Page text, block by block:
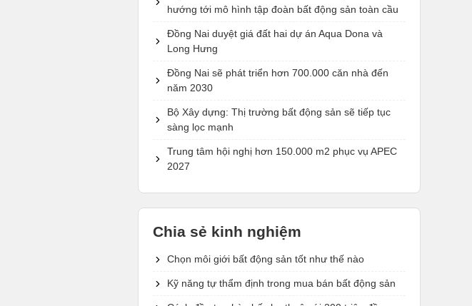
hướng tới mô hình tập đoàn bất động sản toàn cầu
Đồng Nai duyệt giá đất hai dự án Aqua Dona và
Long Hưng
Đồng Nai sẽ phát triển hơn 700.000 căn nhà đến
năm 2030
Bộ Xây dựng: Thị trường bất động sản sẽ tiếp tục
sàng lọc mạnh
Trung tâm hội nghị hơn 150.000 m2 phục vụ APEC
2027
Chia sẻ kinh nghiệm
Chọn môi giới bất động sản tốt như thế nào
Kỹ năng tự thẩm định trong mua bán bất động sản